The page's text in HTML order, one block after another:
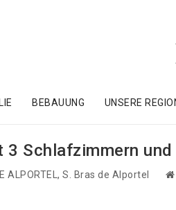
BEBAUUNG UNSERE
3 Schlafzimmern
ALPORTEL, S. Bras de Alportel